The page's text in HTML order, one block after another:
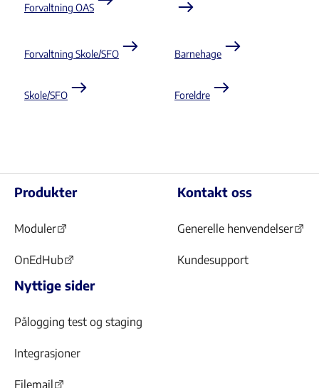
Forvaltning OAS
Forvaltning Skole/SFO Barnehage
Skole/SFO Foreldre
Produkter
Moduler
(Åpnes
i
fane)
OnEdHub
(Åpnes
i
fane)
Kontakt oss
Generelle henvendelser
(Åpnes
iKundesupport
Nyttige sider
Pålogging test og staging
Integrasjoner
Filemail